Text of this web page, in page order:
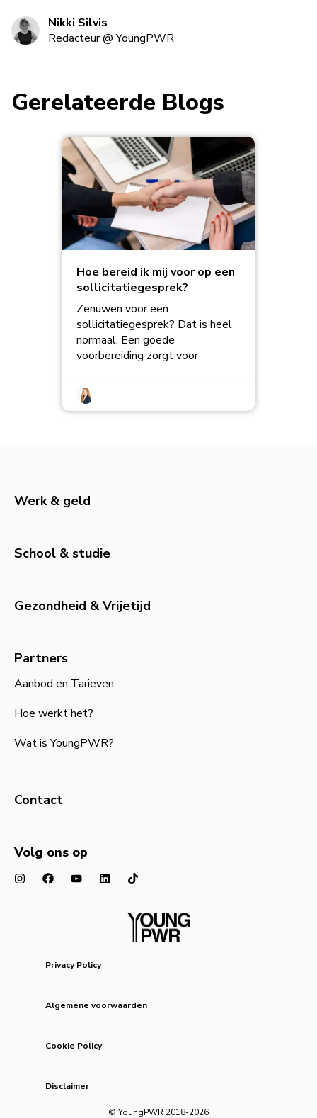
Nikki Silvis
Redacteur@YoungPWR
Gerelateerde Blogs
Hoe bereid ik mij voor op een
sollicitatiegesprek?
Zenuwen voor een
sollicitatiegesprek? Dat is heel
normaal. Een goede
voorbereiding zorgt voor
betere indruk achter!
Werk & geld
School & studie
Gezondheid & Vrijetijd
Partners
Aanbod en Tarieven
Hoe werkt het?
Wat is YoungPWR?
Contact
Volg ons op
Privacy Policy
Algemene voorwaarden
Cookie Policy
Disclaimer
© YoungPWR 2018-2026